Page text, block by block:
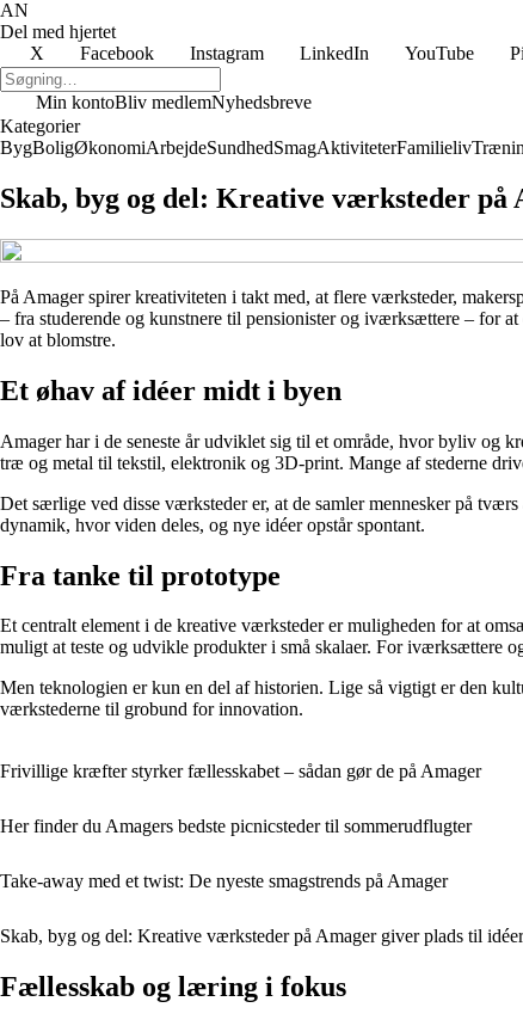
AN
Del med hjertet
X
Facebook Instagram LinkedIn YouTube
Min kontoBliv medlemNyhedsbreve
Kategorier
BygBoligØkonomiArbejdeSundhedSmagAktiviteterFamilieliv
Skab, byg og del: Kreative værksteder
På Amager spirer kreativiteten i takt med, at flere værksteder,
– fra studerende og kunstnere til pensionister og iværksættere – for
lov at blomstre.
Et øhav af idéer midt i byen
Amager har i de seneste år udviklet sig til et område, hvor byliv og
træ og metal til tekstil, elektronik og 3D-print. Mange af stederne
Det særlige ved disse værksteder er, at de samler mennesker på
dynamik, hvor viden deles, og nye idéer opstår spontant.
Fra tanke til prototype
Et centralt element i de kreative værksteder er muligheden for at
muligt at teste og udvikle produkter i små skalaer. For iværksættere
Men teknologien er kun en del af historien. Lige så vigtigt er den
værkstederne til grobund for innovation.
Frivillige kræfter styrker fællesskabet – sådan gør de på Amager
Her finder du Amagers bedste picnicsteder til sommerudflugter
Take-away med et twist: De nyeste smagstrends på Amager
Skab, byg og del: Kreative værksteder på Amager giver plads til
Fællesskab og læring i fokus